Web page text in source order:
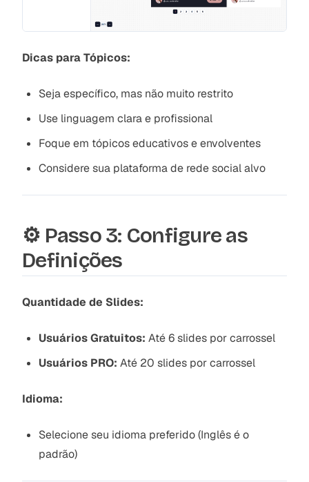
Dicas para Tópicos:
Seja específico, mas não muito restrito
Use linguagem clara e profissional
Foque em tópicos educativos e envolventes
Considere sua plataforma de rede social alvo
⚙️ Passo 3: Configure as
Definições
Quantidade de Slides:
Usuários Gratuitos: Até 6 slides por carrossel
Usuários PRO: Até 20 slides por carrossel
Idioma:
Selecione seu idioma preferido (Inglês é o
padrão)